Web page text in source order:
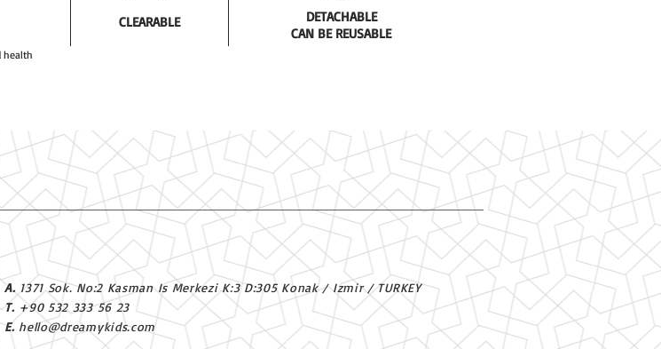
CLEARABLE
DETACHABLE
CAN BE REUSABLE
health
A.1371 Sok. No:2 Kasman Is Merkezi K:3 D:305 Konak / Izmir / TURKEY
T.+90 532 333 56 23
E. hello@dreamykids.com